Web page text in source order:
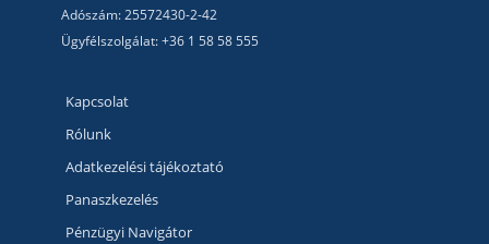
Adószám: 25572430-2-42
Ügyfélszolgálat: +36 1 58 58 555
Kapcsolat
Rólunk
Adatkezelési tájékoztató
Panaszkezelés
Pénzügyi Navigátor